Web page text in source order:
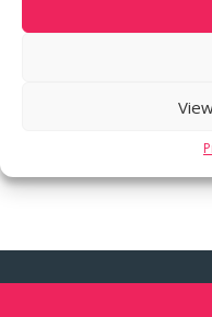
-> En savoir